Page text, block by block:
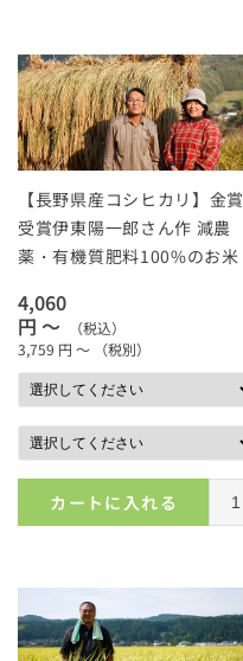
【長野県産コシヒカリ】金賞
受賞伊東陽一郎さん作 減農
薬・有機質肥料100%のお米
4,060
円 ～
（税込）
3,759 円 ～ （税別）
カートに入れる